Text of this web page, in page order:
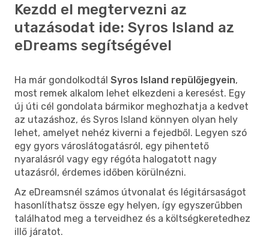
Kezdd el megtervezni az
utazásodat ide: Syros Island az
eDreams segítségével
Ha már gondolkodtál Syros Island repülőjegyein,
most remek alkalom lehet elkezdeni a keresést. Egy
új úti cél gondolata bármikor meghozhatja a kedvet
az utazáshoz, és Syros Island könnyen olyan hely
lehet, amelyet nehéz kiverni a fejedből. Legyen szó
egy gyors városlátogatásról, egy pihentető
nyaralásról vagy egy régóta halogatott nagy
utazásról, érdemes időben körülnézni.
Az eDreamsnél számos útvonalat és légitársaságot
hasonlíthatsz össze egy helyen, így egyszerűbben
találhatod meg a terveidhez és a költségkeretedhez
illő járatot.